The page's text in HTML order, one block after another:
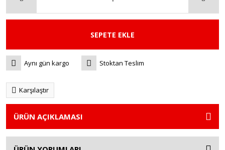
SEPETE EKLE
Aynı gün kargo Stoktan Teslim
Karşılaştır
ÜRÜN AÇIKLAMASI